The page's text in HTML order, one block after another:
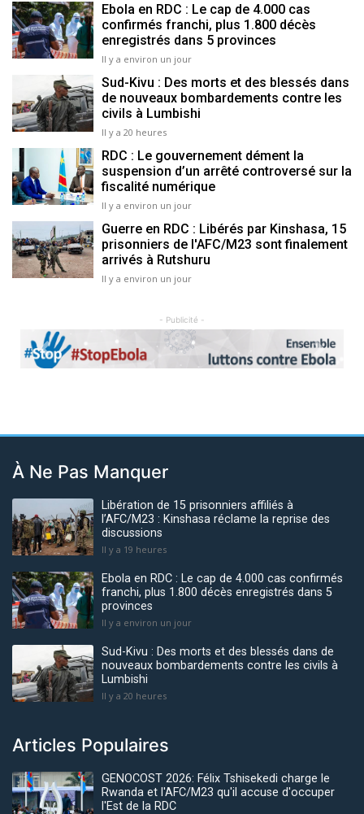
Ebola en RDC : Le cap de 4.000 cas
confirmés franchi, plus 1.800 décès
enregistrés dans 5 provinces
Il y a environ un jour
Sud-Kivu : Des morts et des blessés dans
de nouveaux bombardements contre les
civils à Lumbishi
Il y a 20 heures
RDC : Le gouvernement dément la
suspension d’un arrêté controversé sur la
fiscalité numérique
Il y a environ un jour
Guerre en RDC : Libérés par Kinshasa, 15
prisonniers de l'AFC/M23 sont finalement
arrivés à Rutshuru
Il y a environ un jour
- Publicité -
Previous Next
À Ne Pas Manquer
Libération de 15 prisonniers affiliés à
l’AFC/M23 : Kinshasa réclame la reprise des
discussions
Il y a 19 heures
Ebola en RDC : Le cap de 4.000 cas confirmés
franchi, plus 1.800 décès enregistrés dans 5
provinces
Il y a environ un jour
Sud-Kivu : Des morts et des blessés dans de
nouveaux bombardements contre les civils à
Lumbishi
Il y a 20 heures
Articles Populaires
GENOCOST 2026: Félix Tshisekedi charge le
Rwanda et l'AFC/M23 qu'il accuse d'occuper
l'Est de la RDC